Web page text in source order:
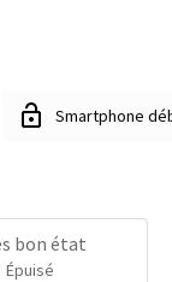
Smartphone
bon état
Épuisé